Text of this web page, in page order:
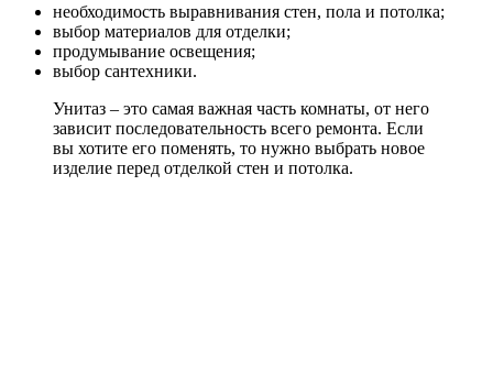
необходимость выравнивания стен, пола и потолка;
выбор материалов для отделки;
продумывание освещения;
выбор сантехники.
Унитаз – это самая важная часть комнаты, от него
зависит последовательность всего ремонта. Если
вы хотите его поменять, то нужно выбрать новое
изделие перед отделкой стен и потолка.